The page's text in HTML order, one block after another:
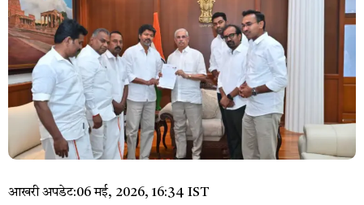
आखरी अपडेट:06 मई, 2026, 16:34 IST